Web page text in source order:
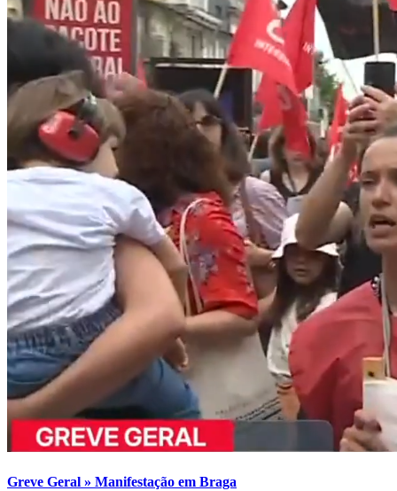
Greve Geral » Manifestação em Braga